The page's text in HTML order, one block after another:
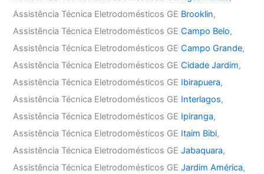
Assistência Técnica Eletrodomésticos GE Brooklin,
Assistência Técnica Eletrodomésticos GECampo Belo,
Assistência Técnica Eletrodomésticos GECampo Grande,
Assistência Técnica Eletrodomésticos GECidade Jardim,
Assistência Técnica Eletrodomésticos GE Ibirapuera,
Assistência Técnica Eletrodomésticos GE Interlagos,
Assistência Técnica Eletrodomésticos GE Ipiranga,
Assistência Técnica Eletrodomésticos GE Itaim Bibi,
Assistência Técnica Eletrodomésticos GEJabaquara,
Assistência Técnica Eletrodomésticos GEJardim América,